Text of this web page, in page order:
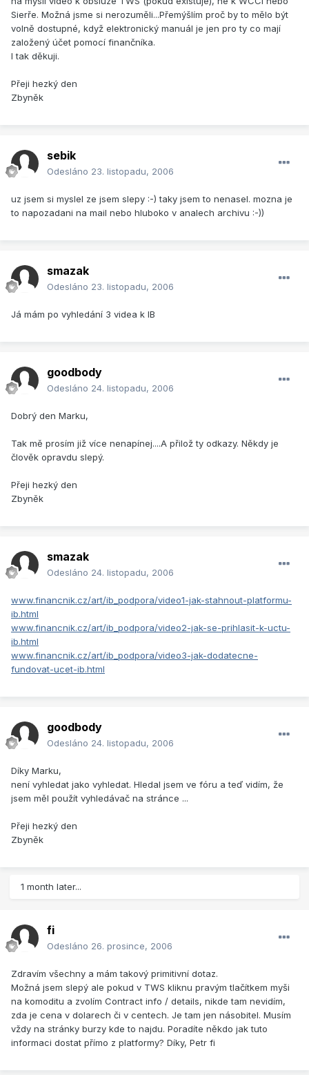
Sierře. Možná jsme si nerozuměli...Přemýšlím proč by to mělo být
volně dostupné, když elektronický manuál je jen pro ty co mají
založený účet pomocí finančníka.
I tak děkuji.
Přeji hezký den
Zbyněk
sebik
Odesláno 23. listopadu, 2006
uz jsem si myslel ze jsem slepy :-) taky jsem to nenasel. mozna je
to napozadani na mail nebo hluboko v analech archivu :-))
smazak
Odesláno 23. listopadu, 2006
Já mám po vyhledání 3 videa k IB
goodbody
Odesláno 24. listopadu, 2006
Dobrý den Marku,
Tak mě prosím již více nenapínej....A přilož ty odkazy. Někdy je
člověk opravdu slepý.
Přeji hezký den
Zbyněk
smazak
Odesláno 24. listopadu, 2006
www.financnik.cz/art/ib_podpora/video1-jak-stahnout-platformu-
ib.html
www.financnik.cz/art/ib_podpora/video2-jak-se-prihlasit-k-uctu-
ib.html
www.financnik.cz/art/ib_podpora/video3-jak-dodatecne-
fundovat-ucet-ib.html
goodbody
Odesláno 24. listopadu, 2006
Díky Marku,
není vyhledat jako vyhledat. Hledal jsem ve fóru a teď vidím, že
jsem měl použít vyhledávač na stránce ...
Přeji hezký den
Zbyněk
1 month later...
fi
Odesláno 26. prosince, 2006
Zdravím všechny a mám takový primitivní dotaz.
Možná jsem slepý ale pokud v TWS kliknu pravým tlačítkem myši
na komoditu a zvolím Contract info / details, nikde tam nevidím,
zda je cena v dolarech či v centech. Je tam jen násobitel. Musím
vždy na stránky burzy kde to najdu. Poradíte někdo jak tuto
informaci dostat přímo z platformy? Díky, Petr fi